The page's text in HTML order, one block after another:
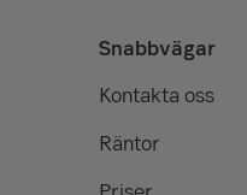
Snabbvägar
Kontakta oss
Räntor